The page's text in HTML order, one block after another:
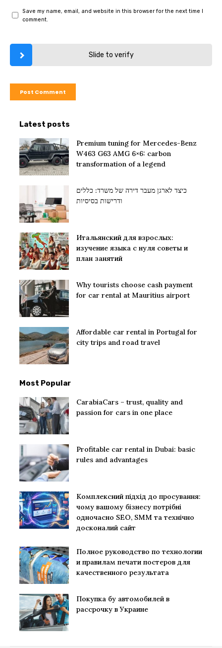
Save my name, email, and website in this browser for the next time I
comment.
Slide to verify
Latest posts
Premium tuning for Mercedes-Benz
W463 G63 AMG 6×6: carbon
transformation of a legend
כיצד לארגן מעבר דירה של משרד: כללים
ודרישות בסיסיות
Итальянский для взрослых:
изучение языка с нуля советы и
план занятий
Why tourists choose cash payment
for car rental at Mauritius airport
Affordable car rental in Portugal for
city trips and road travel
Most Popular
CarabiaCars – trust, quality and
passion for cars in one place
Profitable car rental in Dubai: basic
rules and advantages
Комплексний підхід до просування:
чому вашому бізнесу потрібні
одночасно SEO, SMM та технічно
досконалий сайт
Полное руководство по технологии
и правилам печати постеров для
качественного результата
Покупка бу автомобилей в
рассрочку в Украине